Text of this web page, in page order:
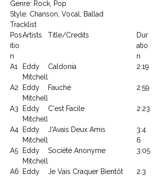
Genre: Rock, Pop
Style: Chanson, Vocal, Ballad
Tracklist
Pos
itio
n
Artists Title/Credits
Dur
atio
n
A1
Eddy
Mitchell
Caldonia 2:19
A2
Eddy
Mitchell
Fauché 2:59
A3
Eddy
Mitchell
C'est Facile 2:23
A4
Eddy
Mitchell
J'Avais Deux Amis
3:4
6
A5
Eddy
Mitchell
Société Anonyme 3:05
A6
Eddy
Je Vais Craquer Bientôt
2:3